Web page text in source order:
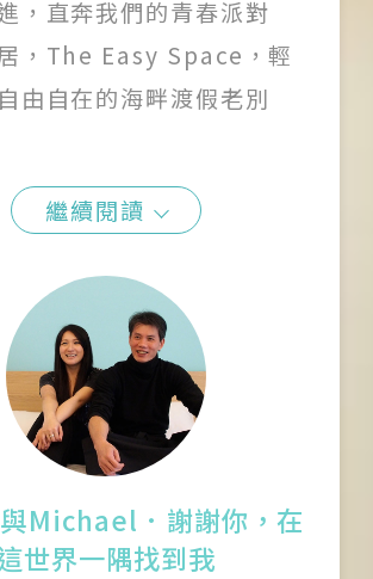
Instagram
，直奔我們的青春派對
The Easy Space，輕
由自在的海畔渡假老別
繼續閱讀
Michael．謝謝你，在
世界一隅找到我